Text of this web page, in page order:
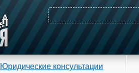
Юридические консультации